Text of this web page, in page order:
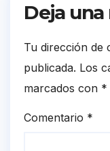
Deja
Tu dirección de
publicada. Los
marcados con *
Comentario *